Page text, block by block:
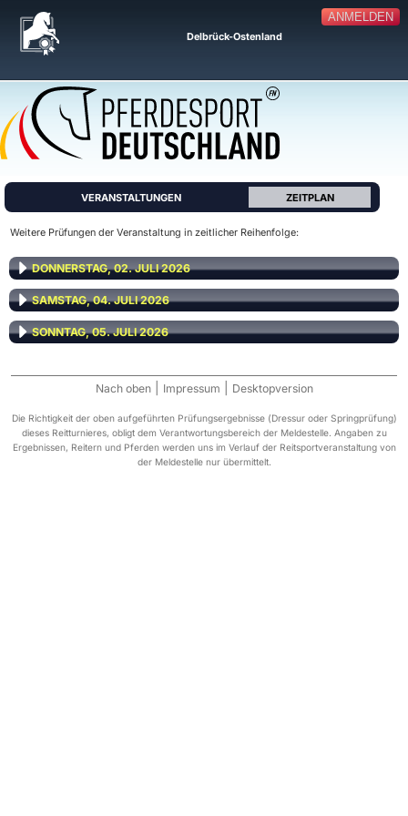
ANMELDEN
Delbrück-Ostenland
VERANSTALTUNGEN ZEITPLAN
Weitere Prüfungen der Veranstaltung in zeitlicher Reihenfolge:
DONNERSTAG, 02. JULI 2026
SAMSTAG, 04. JULI 2026
SONNTAG, 05. JULI 2026
Nach oben Impressum Desktopversion
Die Richtigkeit der oben aufgeführten Prüfungsergebnisse (Dressur oder Springprüfung)
dieses Reitturnieres, obligt dem Verantwortungsbereich der Meldestelle. Angaben zu
Ergebnissen, Reitern und Pferden werden uns im Verlauf der Reitsportveranstaltung von
der Meldestelle nur übermittelt.